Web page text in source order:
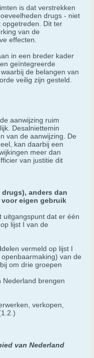
is dat verstrekken
drugs - niet
opgetreden. Dit ter
van de
effecten.
in een breder kader
geïntegreerde
de belangen van
veilig zijn gesteld.
aanwijzing ruim
Desalniettemin
van de aanwijzing. De
kan daarbij een
meer dan
van justitie dit
anders dan
eigen gebruik
uitgangspunt dat er één
lijst I van de
vermeld op lijst I
van de
om drie groepen
Nederland brengen
verkopen,
van Nederland